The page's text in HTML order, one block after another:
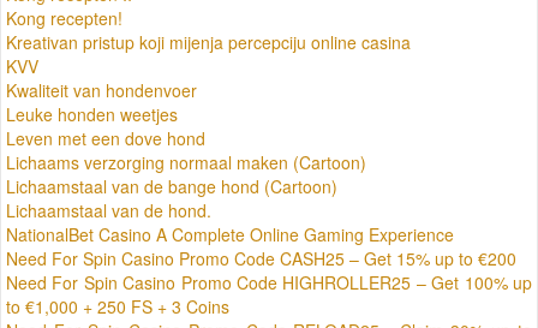
Kong recepten!
Kreativan pristup koji mijenja percepciju online casina
KVV
Kwaliteit van hondenvoer
Leuke honden weetjes
Leven met een dove hond
Lichaams verzorging normaal maken (Cartoon)
Lichaamstaal van de bange hond (Cartoon)
Lichaamstaal van de hond.
NationalBet Casino A Complete Online Gaming Experience
Need For Spin Casino Promo Code CASH25 – Get 15% up to €200
Need For Spin Casino Promo Code HIGHROLLER25 – Get 100% up
to €1,000 + 250 FS + 3 Coins